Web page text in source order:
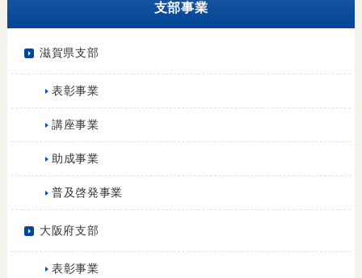
支部事業
滋賀県支部
表彰事業
講座事業
助成事業
普及啓発事業
大阪府支部
表彰事業